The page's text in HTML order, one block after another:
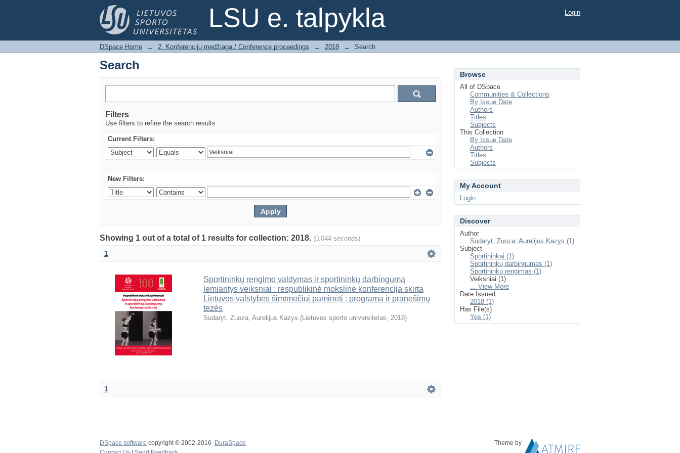
LSU e. talpykla
Search Login
DSpace Home → 2. Konferencijų medžiaga / Conference proceedings → 2018 → Search
Search
Filters
Use filters to refine the search results.
Current Filters:
New Filters:
Showing 1 out of a total of 1 results for collection: 2018. (0.044 seconds)
1
Sportininkų rengimo valdymas ir sportininkų darbingumą
lemiantys veiksniai : respublikinė mokslinė konferencija skirta
Lietuvos valstybės šimtmečiui paminėti : programa ir pranešimų
tezės
Sudaryt. Zuoza, Aurelijus Kazys (Lietuvos sporto universitetas, 2018)
1
Browse
All of DSpace
Communities & Collections
By Issue Date
Authors
Titles
Subjects
This Collection
By Issue Date
Authors
Titles
Subjects
My Account
Login
Discover
Author
Sudaryt. Zuoza, Aurelijus Kazys (1)
Subject
Sportininkai (1)
Sportininkų darbingumas (1)
Sportininkų rengimas (1)
Veiksniai (1)
... View More
Date Issued
2018 (1)
Has File(s)
Yes (1)
DSpace software copyright © 2002-2016 DuraSpace
Theme by